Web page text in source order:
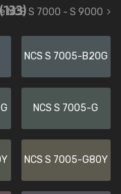
(133)
NCS S 7000 - S 9000
NCS S 7005-B20G
NCS S 7005-G
NCS S 7005-G80Y